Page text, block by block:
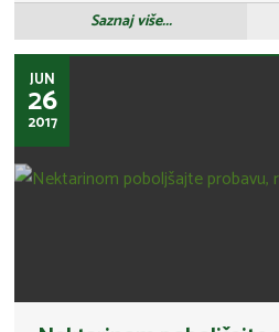
Saznaj više...
JUN
26
2017